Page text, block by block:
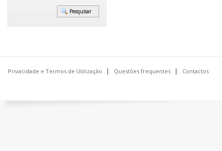
Privacidade e Termos de Utilização Questões frequentes Contactos